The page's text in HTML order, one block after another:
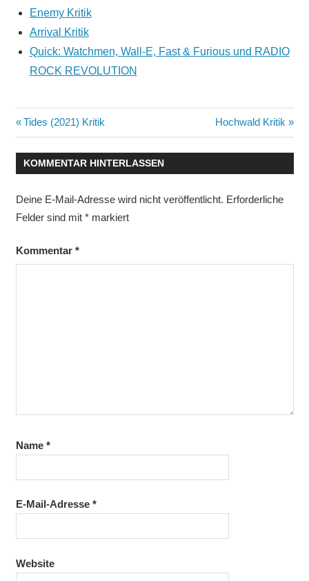
Enemy Kritik
Arrival Kritik
Quick: Watchmen, Wall-E, Fast & Furious und RADIO
ROCK REVOLUTION
Beitragsnavigation
Vorheriger
Beitrag:
Tides (2021) Kritik
Nächster
Beitrag:
Hochwald Kritik
KOMMENTAR HINTERLASSEN
Deine E-Mail-Adresse wird nicht veröffentlicht. Erforderliche
Felder sind mit *markiert
Kommentar *
Name *
E-Mail-Adresse *
Website